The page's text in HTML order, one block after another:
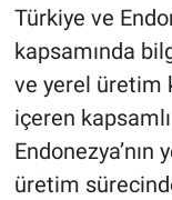
Türkiye ve
kapsamında
ve yerel üretim
içeren
Endonezya’nın
üretim